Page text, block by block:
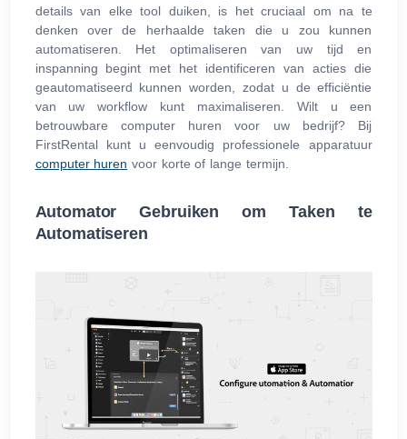
details van elke tool duiken, is het cruciaal om na te
denken over de herhaalde taken die u zou kunnen
automatiseren. Het optimaliseren van uw tijd en
inspanning begint met het identificeren van acties die
geautomatiseerd kunnen worden, zodat u de efficiëntie
van uw workflow kunt maximaliseren. Wilt u een
betrouwbare computer huren voor uw bedrijf? Bij
FirstRental kunt u eenvoudig professionele apparatuur
computer huren voor korte of lange termijn.
Automator Gebruiken om Taken te
Automatiseren